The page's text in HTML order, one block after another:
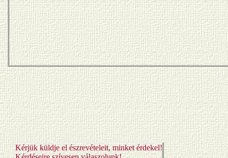
Kérjük küldje el észrevételeit, minket érdekel!